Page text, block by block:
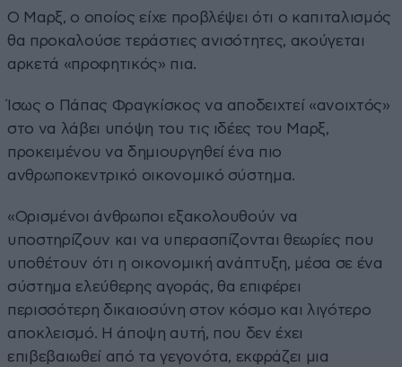
Ο Μαρξ, ο οποίος είχε προβλέψει ότι ο καπιταλισμός
θα προκαλούσε τεράστιες ανισότητες, ακούγεται
αρκετά «προφητικός» πια.
Ίσως ο Πάπας Φραγκίσκος να αποδειχτεί «ανοιχτός»
στο να λάβει υπόψη του τις ιδέες του Μαρξ,
προκειμένου να δημιουργηθεί ένα πιο
ανθρωποκεντρικό οικονομικό σύστημα.
«Ορισμένοι άνθρωποι εξακολουθούν να
υποστηρίζουν και να υπερασπίζονται θεωρίες που
υποθέτουν ότι η οικονομική ανάπτυξη, μέσα σε ένα
σύστημα ελεύθερης αγοράς, θα επιφέρει
περισσότερη δικαιοσύνη στον κόσμο και λιγότερο
αποκλεισμό. Η άποψη αυτή, που δεν έχει
επιβεβαιωθεί από τα γεγονότα, εκφράζει μια